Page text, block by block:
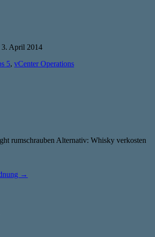
3. April 2014
5, vCenter Operations
rumschrauben Alternativ: Whisky verkosten
→